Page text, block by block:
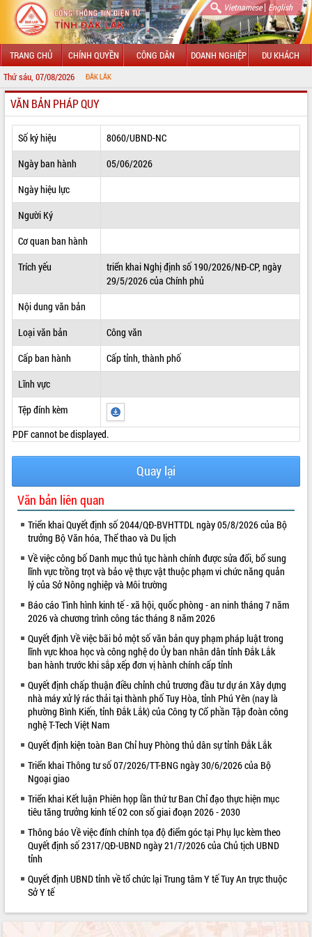
Vietnamese| English
TRANG CHỦ CHÍNH QUYỀN CÔNG DÂN DOANH NGHIỆP DU KHÁCH
Thứ sáu, 07/08/2026
GIỚI THIỆU
LÃNH ĐẠO UBND TỈNH
TIN TỨC SỰ KIỆN
SỞ, BAN, NGÀNH
UBND CÁC XÃ, PHƯỜNG
THÔNG TIN CHỈ ĐẠO ĐIỀU HÀNH
HỆ THỐNG VĂN BẢN
VĂN BẢN HĐND TỈNH
ĐIỂM TIN VĂN BẢN
QUY HOẠCH - KẾ HOẠCH
VIDEO
Khám bệnh, cấp phát thuốc miễn phí
và tặng quà người dân xã Cư Pui
Hội nghị UBND tỉnh Đắk Lắk thường kỳ
tháng 7/2026
Lễ truy tặng danh hiệu “Bà Mẹ Việt
Nam Anh hùng” và trao Huân chương
Lao động
UBND tỉnh Đắk Lắk triển khai nhiệm
Kỳ họp thứ Hai, Hội đồng nhân dân
ALBUM ẢNH
VĂN BẢN PHÁP QUY
Số ký hiệu
8060/UBND-NC
Ngày ban hành
05/06/2026
Ngày hiệu lực
Người Ký
Cơ quan ban hành
Trích yếu
triển khai Nghị định số 190/2026/NĐ-CP, ngày
29/5/2026 của Chính phủ
Nội dung văn bản
Loại văn bản
Công văn
Cấp ban hành
Cấp tỉnh, thành phố
Lĩnh vực
Tệp đính kèm
PDF cannot be displayed.
Quay lại
Văn bản liên quan
Triển khai Quyết định số 2044/QĐ-BVHTTDL ngày 05/8/2026 của Bộ
trưởng Bộ Văn hóa, Thể thao và Du lịch
Về việc công bố Danh mục thủ tục hành chính được sửa đổi, bổ sung
lĩnh vực trồng trọt và bảo vệ thực vật thuộc phạm vi chức năng quản
lý của Sở Nông nghiệp và Môi trường
Báo cáo Tình hình kinh tế - xã hội, quốc phòng - an ninh tháng 7 năm
2026 và chương trình công tác tháng 8 năm 2026
Quyết định Về việc bãi bỏ một số văn bản quy phạm pháp luật trong
lĩnh vực khoa học và công nghệ do Ủy ban nhân dân tỉnh Đắk Lắk
ban hành trước khi sắp xếp đơn vị hành chính cấp tỉnh
Quyết định chấp thuận điều chỉnh chủ trương đầu tư dự án Xây dựng
nhà máy xử lý rác thải tại thành phố Tuy Hòa, tỉnh Phú Yên (nay là
phường Bình Kiến, tỉnh Đắk Lắk) của Công ty Cổ phần Tập đoàn công
nghệ T-Tech Việt Nam
Quyết định kiện toàn Ban Chỉ huy Phòng thủ dân sự tỉnh Đắk Lắk
Triển khai Thông tư số 07/2026/TT-BNG ngày 30/6/2026 của Bộ
Ngoại giao
Triển khai Kết luận Phiên họp lần thứ tư Ban Chỉ đạo thực hiện mục
tiêu tăng trưởng kinh tế 02 con số giai đoạn 2026 - 2030
Thông báo Về việc đính chính tọa độ điểm góc tại Phụ lục kèm theo
Quyết định số 2317/QĐ-UBND ngày 21/7/2026 của Chủ tịch UBND
tỉnh
Quyết định UBND tỉnh về tổ chức lại Trung tâm Y tế Tuy An trực thuộc
Sở Y tế